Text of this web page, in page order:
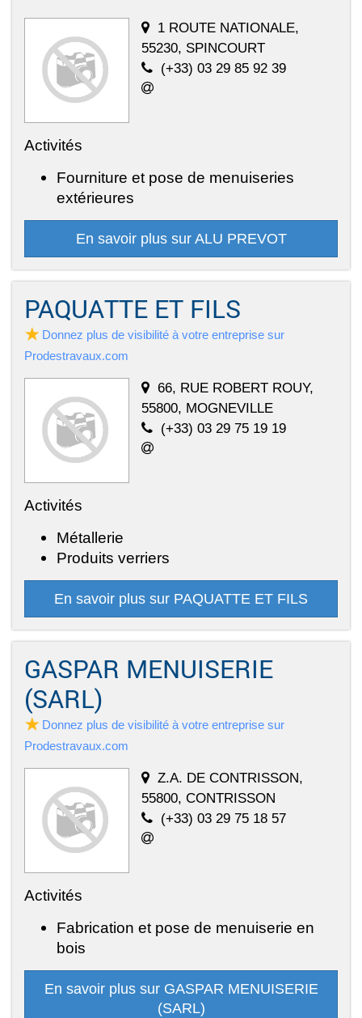
1 ROUTE NATIONALE,
55230, SPINCOURT
(+33) 03 29 85 92 39
Activités
Fourniture et pose de menuiseries
extérieures
En savoir plus sur ALU PREVOT
PAQUATTE ET FILS
Donnez plus de visibilité à votre entreprise sur
Prodestravaux.com
66, RUE ROBERT ROUY,
55800, MOGNEVILLE
(+33) 03 29 75 19 19
Activités
Métallerie
Produits verriers
En savoir plus sur PAQUATTE ET FILS
GASPAR MENUISERIE
(SARL)
Donnez plus de visibilité à votre entreprise sur
Prodestravaux.com
Z.A. DE CONTRISSON,
55800, CONTRISSON
(+33) 03 29 75 18 57
Activités
Fabrication et pose de menuiserie en
bois
En savoir plus sur GASPAR MENUISERIE
(SARL)